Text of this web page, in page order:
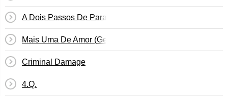
A Dois Passos De Paraiso
Mais Uma De Amor (Geme, Geme)
Criminal Damage
4.Q.